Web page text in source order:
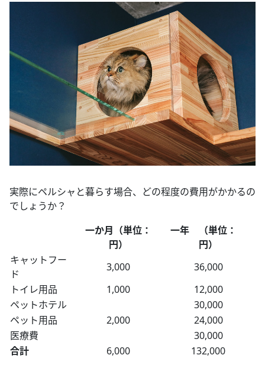
実際にペルシャと暮らす場合、どの程度の費用がかかるの
でしょうか？
一か月（単位：
円）
一年 （単位：
円）
キャットフー
ド
3,000
36,000
トイレ用品
1,000
12,000
ペットホテル
30,000
ペット用品
2,000
24,000
医療費
30,000
合計
6,000
132,000